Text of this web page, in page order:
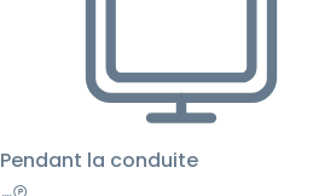
Pendant la conduite